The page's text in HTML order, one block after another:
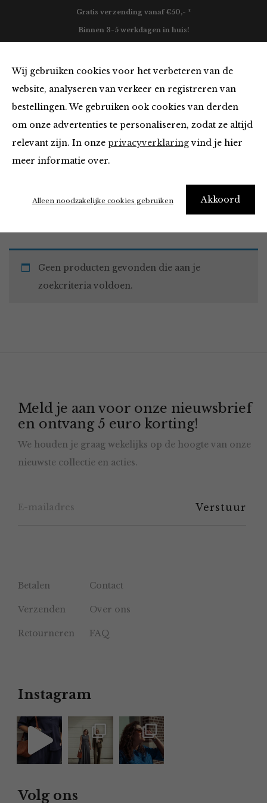
Wij gebruiken cookies voor het verbeteren van de
website, analyseren van verkeer en registreren van
bestellingen. We gebruiken ook cookies van derden
om onze advertenties te personaliseren, zodat ze altijd
relevant zijn. In onze privacyverklaringvind je hier
meer informatie over.
Akkoord
Alleen noodzakelijke cookies gebruiken
Gratis verzending vanaf €50,- *
Binnen 3-5 werkdagen in huis!
Must Haves
Home Winkel Accessoires Must Haves
Geen producten gevonden die aan je
zoekcriteria voldoen.
Meld je aan voor onze nieuwsbrief
en ontvang 5 euro korting!
We houden je graag wekelijks op de hoogte van onze
nieuwste collectie en acties.
Betalen Contact
Verzenden Over ons
Retourneren FAQ
Instagram
Volg ons